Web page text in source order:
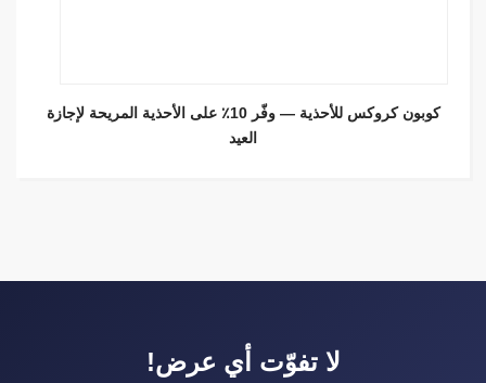
كوبون كروكس للأحذية — وفّر 10٪ على الأحذية المريحة لإجازة
العيد
لا تفوّت أي عرض!